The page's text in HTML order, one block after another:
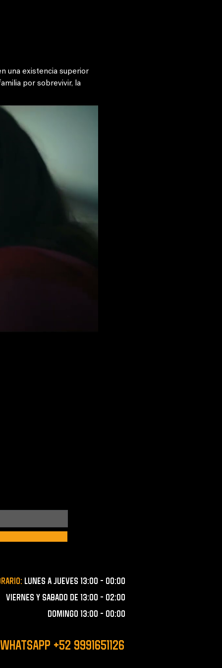
una existencia superior
por sobrevivir, la
lunes a JUEVES 13:00 - 00:00
VIERNES Y SABADO de 13:00 - 02:00
domingo 13:00 - 00:00
+52 9991651126